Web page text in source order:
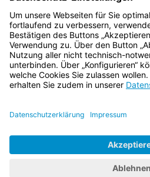
Dr. Rolf-
Ministerialdirektor
Bayern.de
BayernPortal
Impressum